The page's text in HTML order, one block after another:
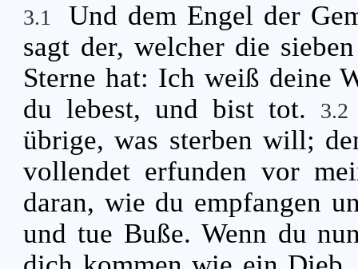
3.1
Und dem Engel der
sagt der, welcher die
Sterne hat: Ich weiß deine
du lebest, und bist tot.
übrige, was sterben will;
vollendet erfunden vor
daran, wie du empfangen
und tue Buße. Wenn du